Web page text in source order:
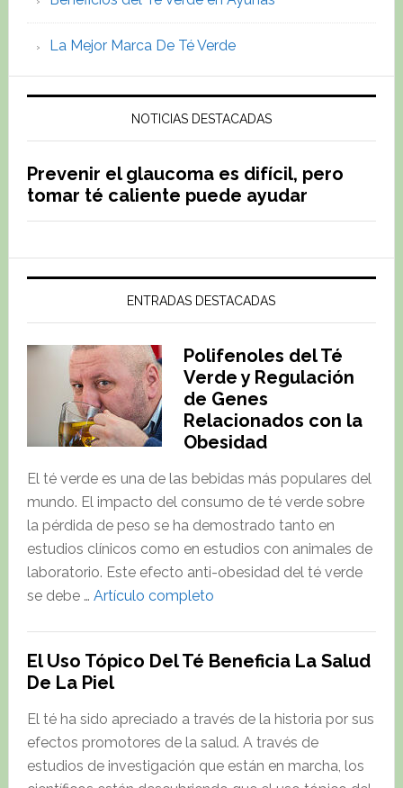
La Mejor Marca De Té Verde
NOTICIAS DESTACADAS
Prevenir el glaucoma es difícil, pero
tomar té caliente puede ayudar
ENTRADAS DESTACADAS
Polifenoles del Té
Verde y Regulación
de Genes
Relacionados con la
Obesidad
El té verde es una de las bebidas más populares del
mundo. El impacto del consumo de té verde sobre
la pérdida de peso se ha demostrado tanto en
estudios clínicos como en estudios con animales de
laboratorio. Este efecto anti-obesidad del té verde
se debe … Artículo completoabout
Té
y
Regulación
de
Genes
El Uso Tópico Del Té Beneficia La Salud
De La Piel
El té ha sido apreciado a través de la historia por sus
efectos promotores de la salud. A través de
estudios de investigación que están en marcha, los